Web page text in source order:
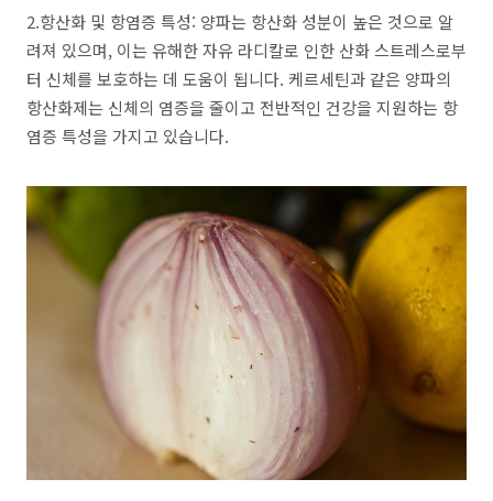
2.항산화 및 항염증 특성: 양파는 항산화 성분이 높은 것으로 알
려져 있으며, 이는 유해한 자유 라디칼로 인한 산화 스트레스로부
터 신체를 보호하는 데 도움이 됩니다. 케르세틴과 같은 양파의
항산화제는 신체의 염증을 줄이고 전반적인 건강을 지원하는 항
염증 특성을 가지고 있습니다.